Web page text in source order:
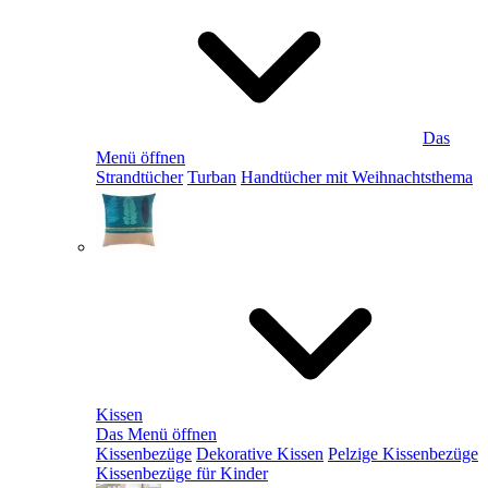
Das
Menü öffnen
Strandtücher Turban Handtücher mit Weihnachtsthema
Kissen
Das Menü öffnen
Kissenbezüge Dekorative Kissen Pelzige Kissenbezüge
Kissenbezüge für Kinder